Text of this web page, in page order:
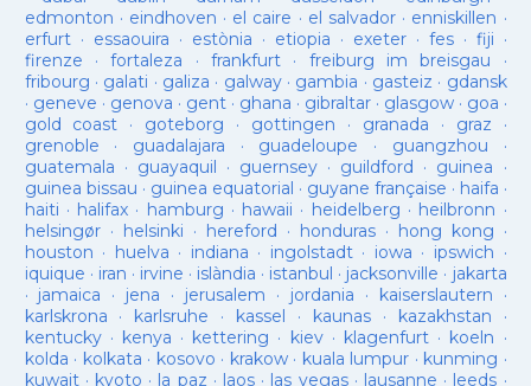
edmonton · eindhoven · el caire · el salvador · enniskillen ·
erfurt· essaouira · estònia · etiopia · exeter· fes· fiji ·
firenze ·fortaleza · frankfurt· freiburg im breisgau ·
fribourg · galati · galiza · galway· gambia · gasteiz · gdansk
· geneve · genova · gent· ghana · gibraltar· glasgow· goa ·
gold coast · goteborg · gottingen · granada · graz ·
grenoble · guadalajara · guadeloupe · guangzhou ·
guatemala · guayaquil · guernsey· guildford · guinea ·
guinea bissau · guinea equatorial · guyane française · haifa ·
haiti · halifax · hamburg · hawaii · heidelberg · heilbronn ·
helsingør· helsinki · hereford · honduras· hong kong ·
houston · huelva · indiana · ingolstadt· iowa · ipswich ·
iquique · iran · irvine · islàndia · istanbul · jacksonville · jakarta
· jamaica · jena · jerusalem · jordania · kaiserslautern ·
karlskrona · karlsruhe · kassel · kaunas· kazakhstan ·
kentucky· kenya · kettering · kiev· klagenfurt · koeln ·
kolda · kolkata · kosovo · krakow· kuala lumpur · kunming ·
kuwait· kyoto · la paz · laos· las vegas· lausanne · leeds ·